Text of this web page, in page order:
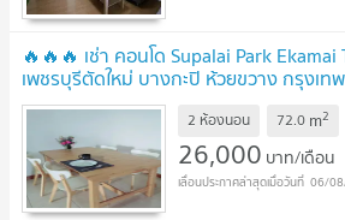
🔥🔥🔥 เช่า คอนโด Supalai Park
เพชรบุรีตัดใหม่ บางกะปิ ห้วยขวาง กรุงเท
@connexproperty ตอบทันที ทีมงานมืออ
2 ห้องนอน 72.0 m2
26,000 บาท/เดือน
06/